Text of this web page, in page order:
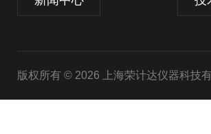
版权所有 © 2026 上海荣计达仪器科技